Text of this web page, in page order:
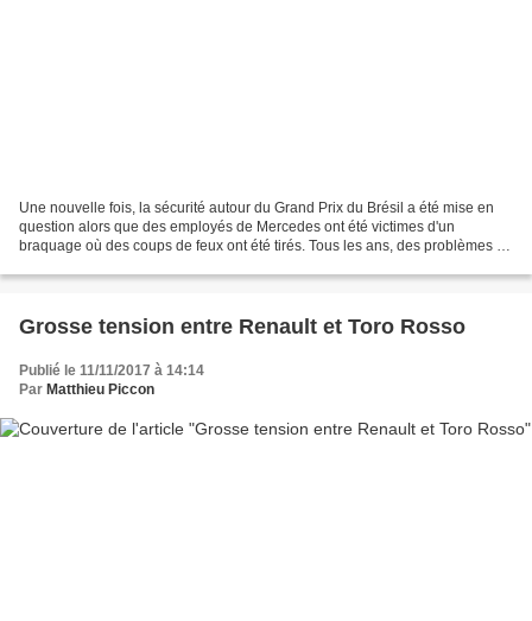
Une nouvelle fois, la sécurité autour du Grand Prix du Brésil a été mise en
question alors que des employés de Mercedes ont été victimes d'un
braquage où des coups de feux ont été tirés. Tous les ans, des problèmes de
Grosse tension entre Renault et Toro Rosso
Publié le 11/11/2017 à 14:14
Par Matthieu Piccon